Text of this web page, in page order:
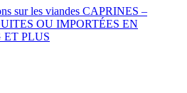
sur les viandes CAPRINES –
OU IMPORTÉES EN
ET PLUS